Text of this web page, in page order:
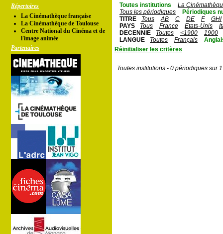
Répertoires
La Cinémathèque française
La Cinémathèque de Toulouse
Centre National du Cinéma et de
l'image animée
Partenaires
Toutes institutions
La
Tous les périodiques
Périodiques
TITRE
Tous AB C DE F
GHI
PAYS
Tous France Etats-Unis
DECENNIE
Toutes <1900
1900
LANGUE
Toutes Français
Réinitialiser les critères
Toutes institutions - 0 périodiques sur